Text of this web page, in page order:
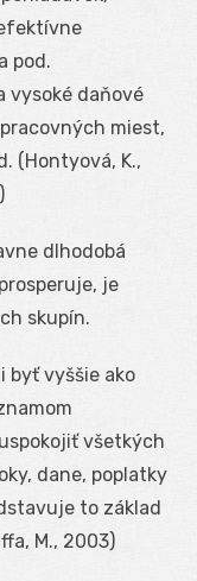
pod.
vysoké daňové
miest,
(Hontyová, K.,
dlhodobá
je
skupín.
byť vyššie ako
všetkých
dane, poplatky
to základ
M., 2003)